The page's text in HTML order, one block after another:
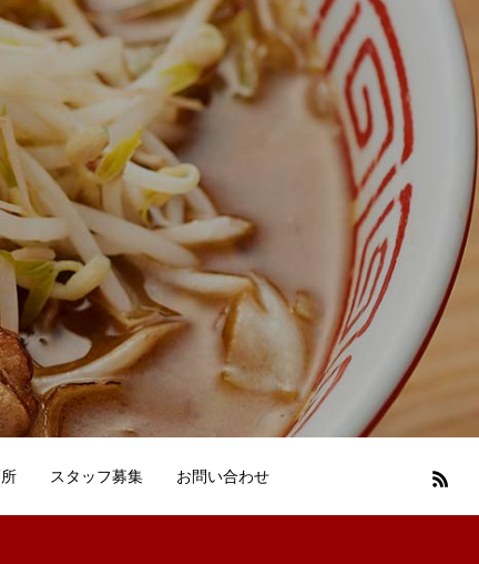
スタッフ募集 お問い合わせ